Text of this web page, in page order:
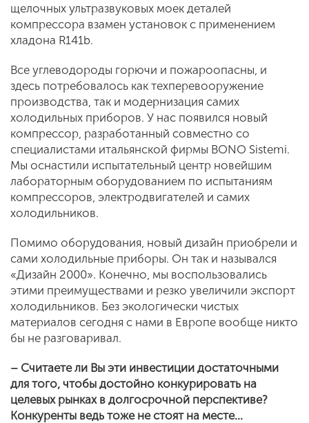
щелочных ультразвуковых моек деталей
компрессора взамен установок с применением
хладона R141b.
Все углеводороды горючи и пожароопасны, и
здесь потребовалось как техперевооружение
производства, так и модернизация самих
холодильных приборов. У нас появился новый
компрессор, разработанный совместно со
специалистами итальянской фирмы BONO Sistemi.
Мы оснастили испытательный центр новейшим
лабораторным оборудованием по испытаниям
компрессоров, электродвигателей и самих
холодильников.
Помимо оборудования, новый дизайн приобрели и
сами холодильные приборы. Он так и назывался
«Дизайн 2000». Конечно, мы воспользовались
этими преимуществами и резко увеличили экспорт
холодильников. Без экологически чистых
материалов сегодня с нами в Европе вообще никто
бы не разговаривал.
– Считаете ли Вы эти инвестиции достаточными
для того, чтобы достойно конкурировать на
целевых рынках в долгосрочной перспективе?
Конкуренты ведь тоже не стоят на месте...